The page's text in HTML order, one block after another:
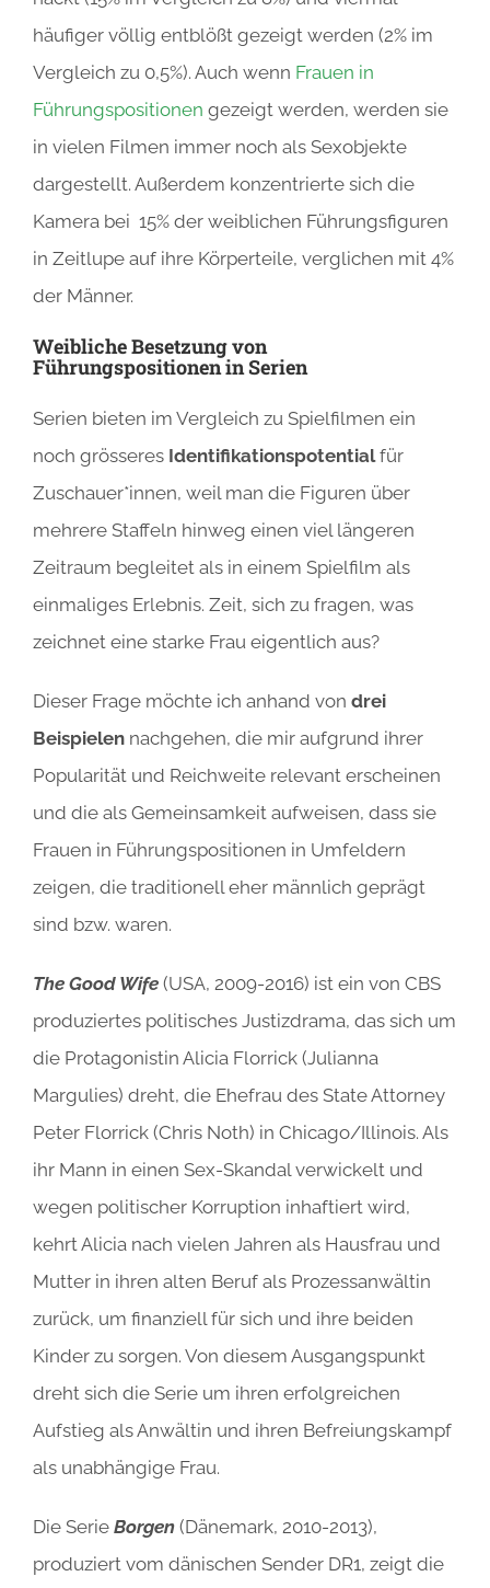
häufiger völlig entblößt gezeigt werden (2% im
Vergleich zu 0,5%). Auch wenn Frauen in
Führungspositionen gezeigt werden, werden sie
in vielen Filmen immer noch als Sexobjekte
dargestellt. Außerdem konzentrierte sich die
Kamera bei 15% der weiblichen Führungsfiguren
in Zeitlupe auf ihre Körperteile, verglichen mit 4%
der Männer.
Weibliche Besetzung von
Führungspositionen in Serien
Serien bieten im Vergleich zu Spielfilmen ein
noch grösseres Identifikationspotentialfür
Zuschauer*innen, weil man die Figuren über
mehrere Staffeln hinweg einen viel längeren
Zeitraum begleitet als in einem Spielfilm als
einmaliges Erlebnis. Zeit, sich zu fragen, was
zeichnet eine starke Frau eigentlich aus?
Dieser Frage möchte ich anhand von drei
Beispielen nachgehen, die mir aufgrund ihrer
Popularität und Reichweite relevant erscheinen
und die als Gemeinsamkeit aufweisen, dass sie
Frauen in Führungspositionen in Umfeldern
zeigen, die traditionell eher männlich geprägt
sind bzw. waren.
The Good Wife (USA, 2009-2016) ist ein von CBS
produziertes politisches Justizdrama, das sich um
die Protagonistin Alicia Florrick (Julianna
Margulies) dreht, die Ehefrau des State Attorney
Peter Florrick (Chris Noth) in Chicago/Illinois. Als
ihr Mann in einen Sex-Skandal verwickelt und
wegen politischer Korruption inhaftiert wird,
kehrt Alicia nach vielen Jahren als Hausfrau und
Mutter in ihren alten Beruf als Prozessanwältin
zurück, um finanziell für sich und ihre beiden
Kinder zu sorgen. Von diesem Ausgangspunkt
dreht sich die Serie um ihren erfolgreichen
Aufstieg als Anwältin und ihren Befreiungskampf
als unabhängige Frau.
Die Serie Borgen (Dänemark, 2010-2013),
produziert vom dänischen Sender DR1, zeigt die